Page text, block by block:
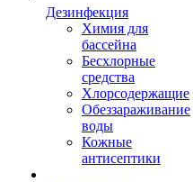
Дезинфекция
Химия для
бассейна
Бесхлорные
средства
Хлорсодержащие
Обеззараживание
воды
Кожные
антисептики